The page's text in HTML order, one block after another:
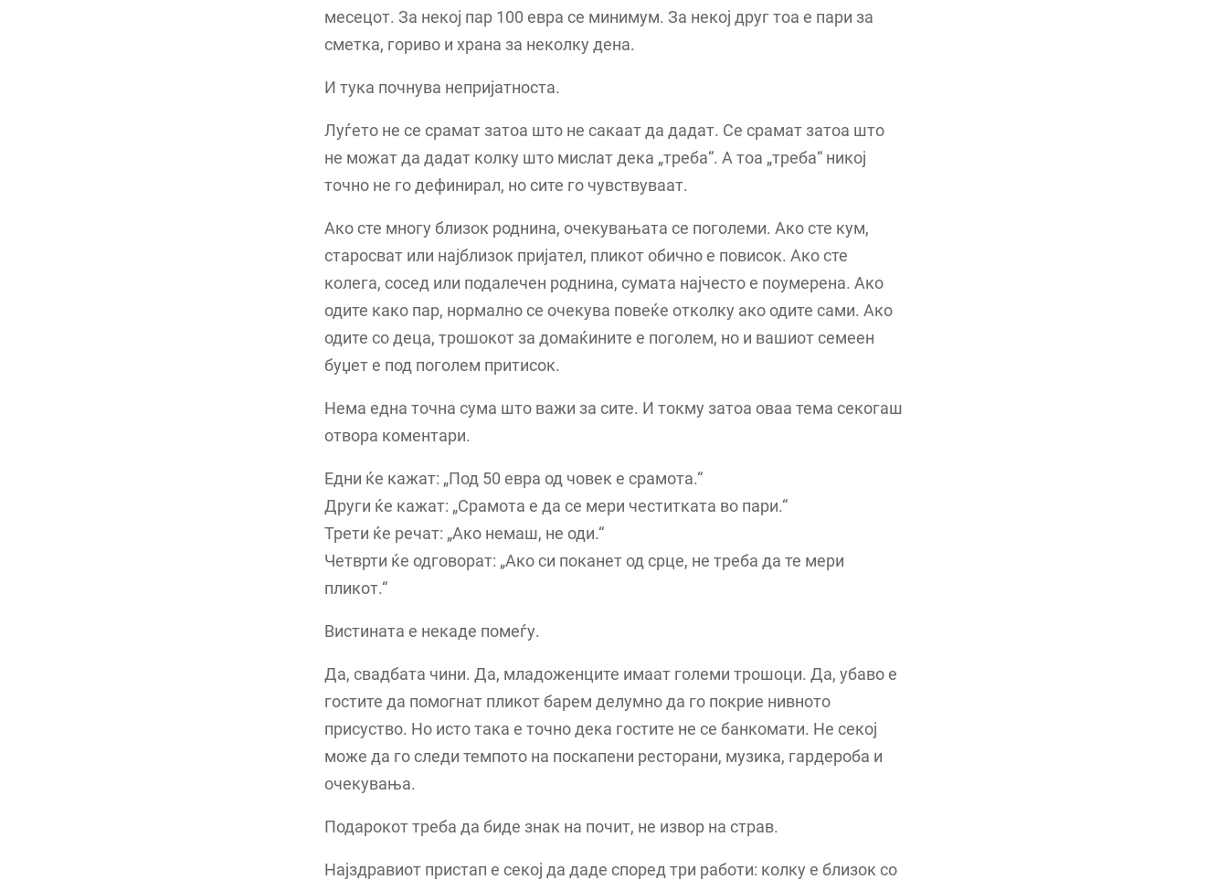
месецот. За некој пар 100 евра се минимум. За некој друг тоа е пари за
сметка, гориво и храна за неколку дена.
И тука почнува непријатноста.
Луѓето не се срамат затоа што не сакаат да дадат. Се срамат затоа што
не можат да дадат колку што мислат дека „треба“. А тоа „треба“ никој
точно не го дефинирал, но сите го чувствуваат.
Ако сте многу близок роднина, очекувањата се поголеми. Ако сте кум,
старосват или најблизок пријател, пликот обично е повисок. Ако сте
колега, сосед или подалечен роднина, сумата најчесто е поумерена. Ако
одите како пар, нормално се очекува повеќе отколку ако одите сами. Ако
одите со деца, трошокот за домаќините е поголем, но и вашиот семеен
буџет е под поголем притисок.
Нема една точна сума што важи за сите. И токму затоа оваа тема секогаш
отвора коментари.
Едни ќе кажат: „Под 50 евра од човек е срамота.“
Други ќе кажат: „Срамота е да се мери честитката во пари.“
Трети ќе речат: „Ако немаш, не оди.“
Четврти ќе одговорат: „Ако си поканет од срце, не треба да те мери
пликот.“
Вистината е некаде помеѓу.
Да, свадбата чини. Да, младоженците имаат големи трошоци. Да, убаво е
гостите да помогнат пликот барем делумно да го покрие нивното
присуство. Но исто така е точно дека гостите не се банкомати. Не секој
може да го следи темпото на поскапени ресторани, музика, гардероба и
очекувања.
Подарокот треба да биде знак на почит, не извор на страв.
Најздравиот пристап е секој да даде според три работи: колку е близок со